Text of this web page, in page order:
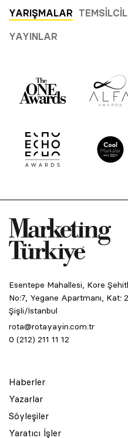
YARIŞMALAR
YAYINLAR
Esentepe Mahallesi, Kore
No:7, Yegane Apartmanı, Kat:
Şişli/İstanbul
rota@rotayayin.com.tr
0 (212) 211 11 12
Haberler
Yazarlar
Söyleşiler
Yaratıcı İşler